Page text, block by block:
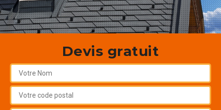
Devis gratuit